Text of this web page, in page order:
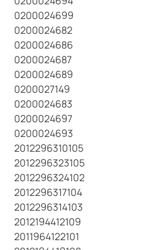
0200024699
0200024682
0200024686
0200024687
0200024689
0200027149
0200024683
0200024697
0200024693
2012296310105
2012296323105
2012296324102
2012296317104
2012296314103
2012194412109
2011964122101